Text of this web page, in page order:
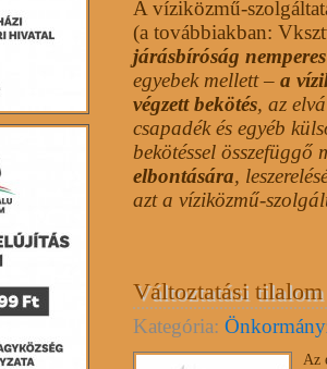
A víziközmű-
(a továbbiakban:
járásbíróság
egyebek mellett – a
végzett bekötés, az
csapadék és egyéb
bekötéssel összefüggő
elbontására,
azt a víziközmű-
Változtatási tilalom
Kategória:
Az